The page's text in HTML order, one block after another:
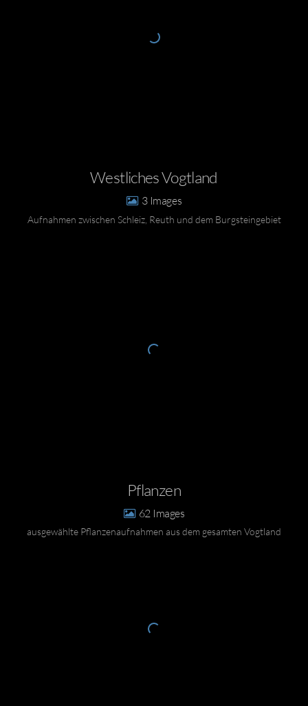
Westliches Vogtland
3
Aufnahmen zwischen Schleiz, Reuth und dem Burgsteingebiet
Pflanzen
62
ausgewählte Pflanzenaufnahmen aus dem gesamten Vogtland